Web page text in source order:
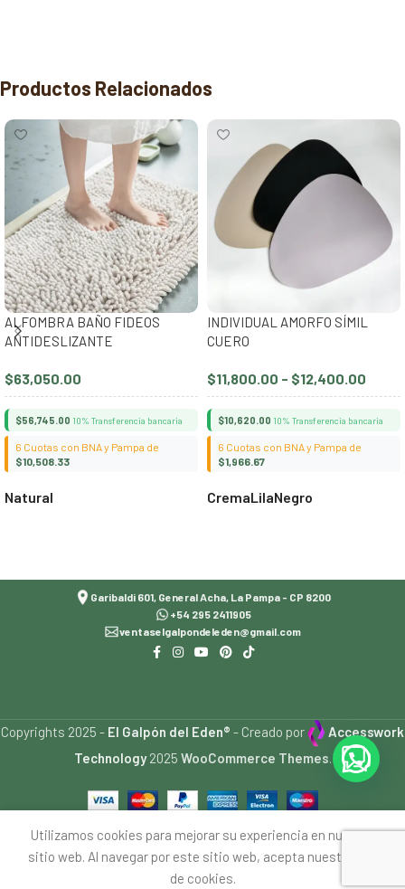
Productos Relacionados
ALFOMBRA BAÑO FIDEOS
ANTIDESLIZANTE
$63,050.00
$56,745.00 10% Transferencia bancaria
6 Cuotas con BNA y Pampa de
$10,508.33
Natural
INDIVIDUAL AMORFO SÍMIL
CUERO
$11,800.00 - $12,400.00
$10,620.00 10% Transferencia bancaria
6 Cuotas con BNA y Pampa de
$1,966.67
CremaLilaNegro
Garibaldi 601, General Acha, La Pampa - CP 8200
+54 295 2411905
ventaselgalpondeleden@gmail.com
Copyrights 2025 - El Galpón del Eden® - Creado por
Accesswork
Technology2025 WooCommerce Themes.
Utilizamos cookies para mejorar su experiencia en nuestro
sitio web. Al navegar por este sitio web, acepta nuestro uso
de cookies.
ALPARGATA$29,900.00
Seleccionar